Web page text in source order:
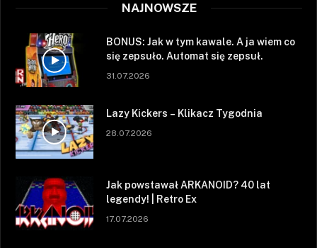
NAJNOWSZE
BONUS: Jak w tym kawale. A ja wiem co
się zepsuło. Automat się zepsuł.
31.07.2026
Lazy Kickers – Klikacz Tygodnia
28.07.2026
Jak powstawał ARKANOID? 40 lat
legendy! | Retro Ex
17.07.2026